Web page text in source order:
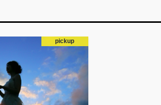
pickup